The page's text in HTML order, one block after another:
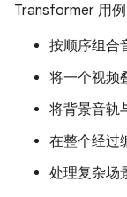
Transformer 用例
按顺序组合
将一个视频
将背景音轨
在整个经过
处理复杂场